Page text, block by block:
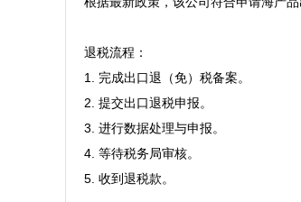
退税流程：
1. 完成出口退（免）税备案。
2. 提交出口退税申报。
3. 进行数据处理与申报。
4. 等待税务局审核。
5. 收到退税款。